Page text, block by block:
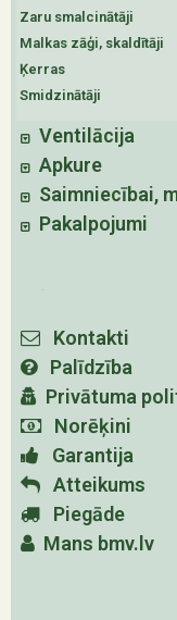
Zaru smalcinātāji
Malkas zāģi, skaldītāji
Ķerras
Smidzinātāji
Ventilācija
Apkure
Saimniecībai,
Pakalpojumi
Kontakti
Palīdzība
Privātuma
Norēķini
Garantija
Atteikums
Piegāde
Mans bmv.lv